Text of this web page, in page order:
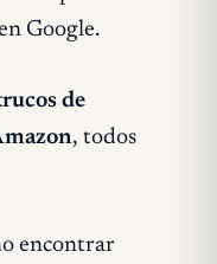
Google.
de
, todos
encontrar